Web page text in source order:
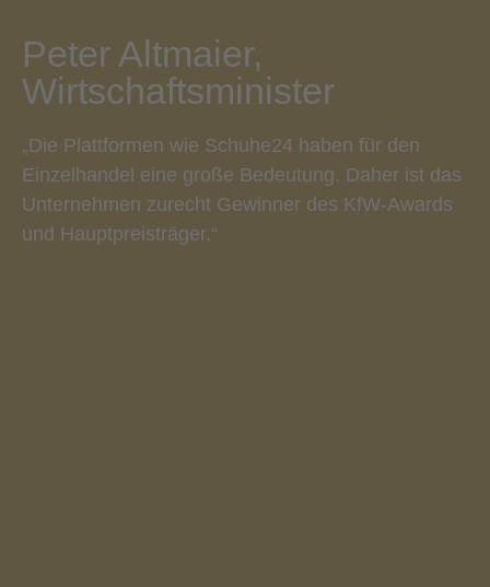
Peter Altmaier,
Wirtschaftsminister
„Die Plattformen wie Schuhe24 haben für den
Einzelhandel eine große Bedeutung. Daher ist das
Unternehmen zurecht Gewinner des KfW-Awards
und Hauptpreisträger.“